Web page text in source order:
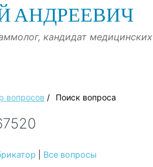
АНДРЕЕВИЧ
кандидат медицинских
вопросов / Поиск вопроса
Все вопросы